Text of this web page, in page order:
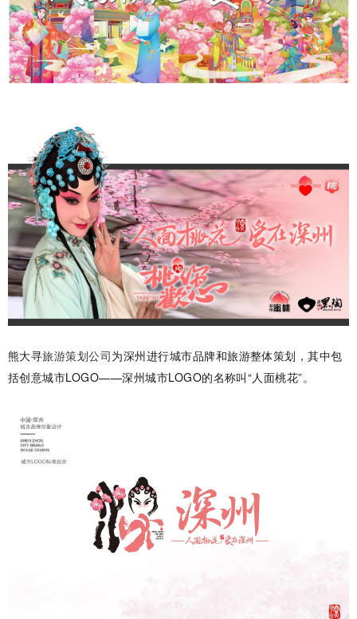
熊大寻旅游策划公司为深州进行城市品牌和旅游整体策划，其中包
括创意城市LOGO——深州城市LOGO的名称叫“人面桃花”。